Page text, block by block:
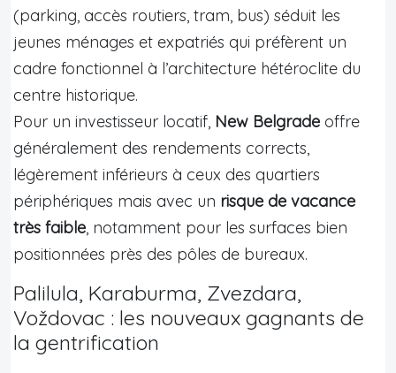
(parking, accès routiers, tram, bus) séduit les
jeunes ménages et expatriés qui préfèrent un
cadre fonctionnel à l’architecture hétéroclite du
centre historique.
Pour un investisseur locatif, New Belgrade offre
généralement des rendements corrects,
légèrement inférieurs à ceux des quartiers
périphériques mais avec un risque de vacance
très faible, notamment pour les surfaces bien
positionnées près des pôles de bureaux.
Palilula, Karaburma, Zvezdara,
Voždovac : les nouveaux gagnants de
la gentrification